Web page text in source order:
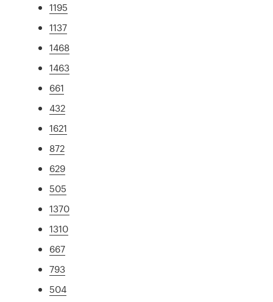
1195
1137
1468
1463
661
432
1621
872
629
505
1370
1310
667
793
504